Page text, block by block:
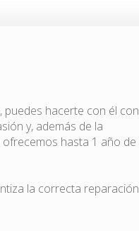
, puedes hacerte con él con
y, además de la
ofrecemos hasta 1 año de
la correcta reparación